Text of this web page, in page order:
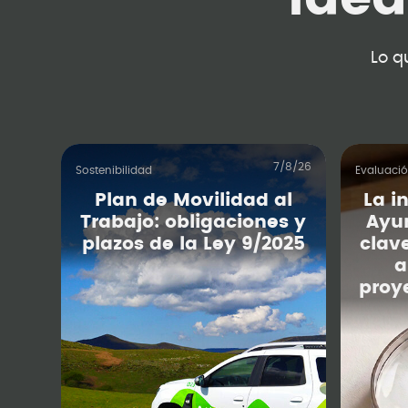
Lo
Sostenibilidad 7/8/26
Plan de Movilidad al
Trabajo: obligaciones y
plazos de la Ley 9/2025
La